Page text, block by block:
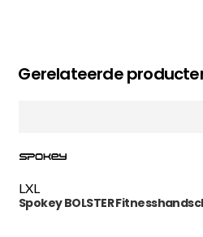
Gerelateerde
LXL
Spokey BOLSTER